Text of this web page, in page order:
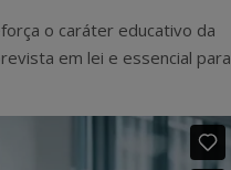
o caráter educativo da
em lei e essencial para